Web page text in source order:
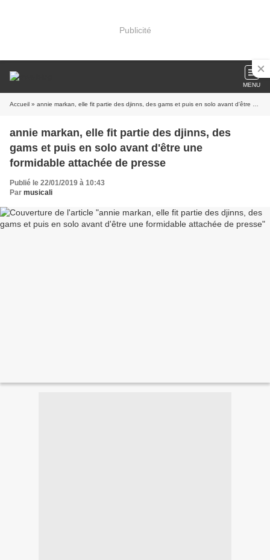
Publicité
MENU
Accueil » annie markan, elle fit partie des djinns, des gams et puis en solo avant d'être une formidable attachée de presse
annie markan, elle fit partie des djinns, des
gams et puis en solo avant d'être une
formidable attachée de presse
Publié le 22/01/2019 à 10:43
Par musicali